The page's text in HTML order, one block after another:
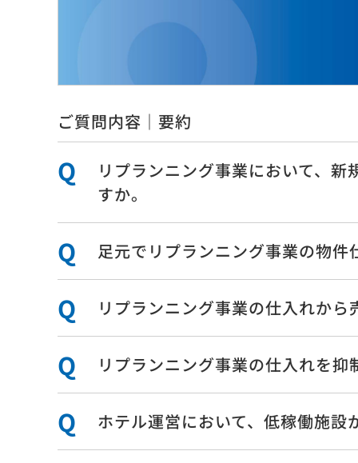
サンフロンティア・フィロソフィ
サンフロンティアの強み
人的資本経営
健康経営
会社概要
役員紹介
組織図
拠点・店舗一覧
グループ会社一覧
不動産
・ニ
・賃
・売
・プ
・ビ
・サ
・貸
ご質問内容｜要約
リプランニング事業において、
すか。
足元でリプランニング事業の物
リプランニング事業の仕入れか
リプランニング事業の仕入れを
ホテル運営において、低稼働施